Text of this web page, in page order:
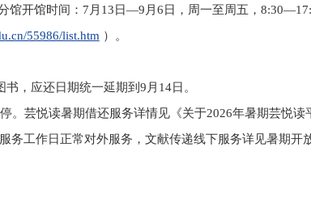
馆开馆时间： 7 月 13 日—9 月 6 日，周一至周五，
55986/list.htm ）。
书，应还日期统一延期到 9 月 14日。
。芸悦读暑期借还服务详情见《关于2026年暑期芸悦读
务工作日正常对外服务，文献传递线下服务详见暑期开